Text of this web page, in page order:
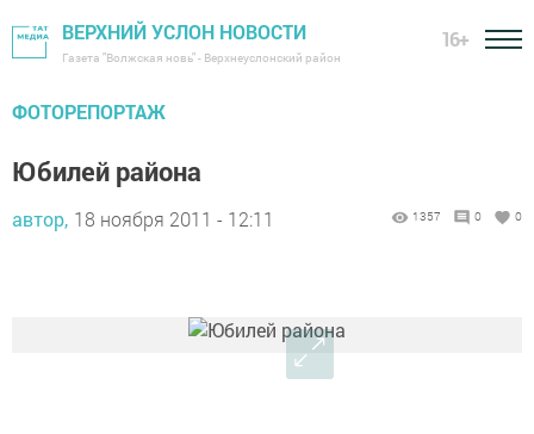
ВЕРХНИЙ УСЛОН НОВОСТИ
Газета "Волжская новь" - Верхнеуслонский район
16+
ФОТОРЕПОРТАЖ
Юбилей района
автор, 18 ноября 2011 - 12:11 1357 0 0